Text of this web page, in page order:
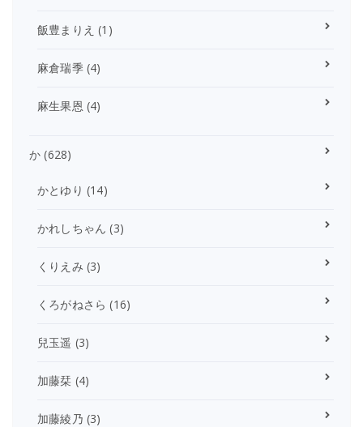
飯豊まりえ (1)
麻倉瑞季(4)
麻生果恩 (4)
か (628)
かとゆり (14)
かれしちゃん (3)
くりえみ (3)
くろがねさら (16)
兒玉遥 (3)
加藤栞 (4)
加藤綾乃 (3)